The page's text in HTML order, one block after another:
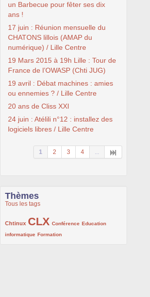
un Barbecue pour fêter ses dix
ans !
17 juin : Réunion mensuelle du
CHATONS lillois (AMAP du
numérique) / Lille Centre
19 Mars 2015 à 19h Lille : Tour de
France de l’OWASP (Chti JUG)
19 avril : Débat machines : amies
ou ennemies ? / Lille Centre
20 ans de Cliss XXI
24 juin : Atélili n°12 : installez des
logiciels libres / Lille Centre
1 2 3 4 ...
Thèmes
Tous les tags
Chtinux
222/1002CLX
1002/1002 Conférence
132/1002
Education
informatique
119/1002 Formation
168/1002